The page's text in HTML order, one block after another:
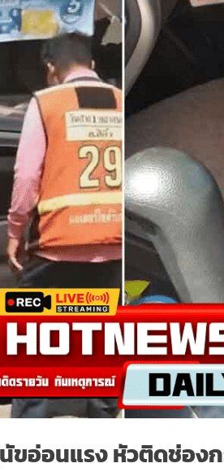
ขอ่อนแรง หัวติดช่องก